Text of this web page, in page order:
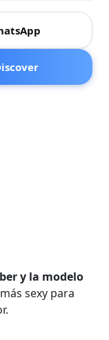
y la modelo
sexy para